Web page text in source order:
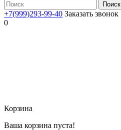
Поиск
+7(999)293-99-40 Заказать звонок
0
Корзина
Ваша корзина пуста!